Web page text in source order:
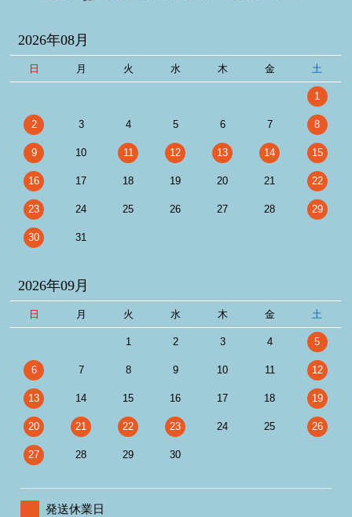
2026年08月
日 月 火 水 木 金 土
1
2 3 4 5 6 7 8
9 10 11 12 13 14 15
16 17 18 19 20 21 22
23 24 25 26 27 28 29
30 31
2026年09月
日 月 火 水 木 金 土
1 2 3 4 5
6 7 8 9 10 11 12
13 14 15 16 17 18 19
20 21 22 23 24 25 26
27 28 29 30
発送休業日